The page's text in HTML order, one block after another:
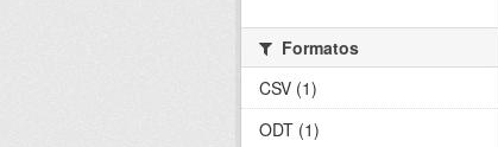
Formatos
CSV (1)
ODT (1)